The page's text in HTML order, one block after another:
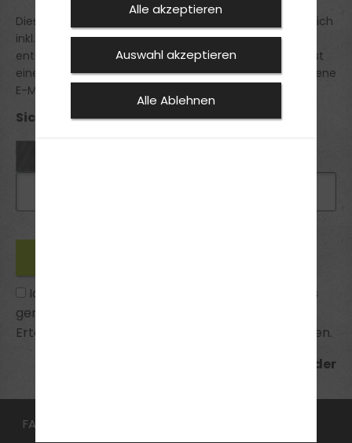
Diese Anmeldung ist verbindlich. Die Preise verstehen sich
inkl. der gesetztlichen MwSt. Du erhältst von uns eine
entsprechende Bestätigung der Anmeldung. Du erhältst
eine Reservierungsbestätigung an die von dir angegebene
E-Mail Adresse.
Sicherheitsabfrage *:
Ich habe die
zur Kenntnis
genommen und bin mit ihnen einverstanden.
Erteilte Einwilligungen kann ich jederzeit widerrufen.
*Pflichtfelder
FAHRSCHULE
Alle akzeptieren
Auswahl akzeptieren
Alle Ablehnen